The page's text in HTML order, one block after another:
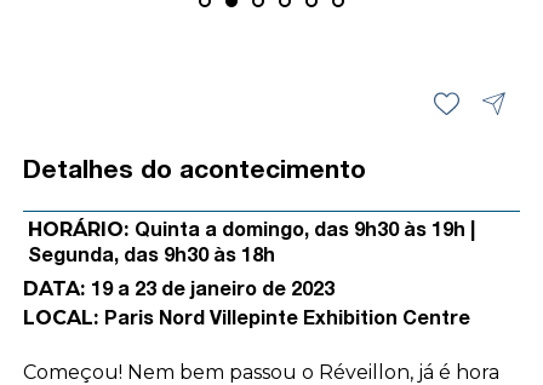
Detalhes do acontecimento
HORÁRIO: Quinta a domingo, das 9h30 às 19h |
Segunda, das 9h30 às 18h
DATA: 19 a 23 de janeiro de 2023
LOCAL: Paris Nord Villepinte Exhibition Centre
Começou! Nem bem passou o Réveillon, já é hora